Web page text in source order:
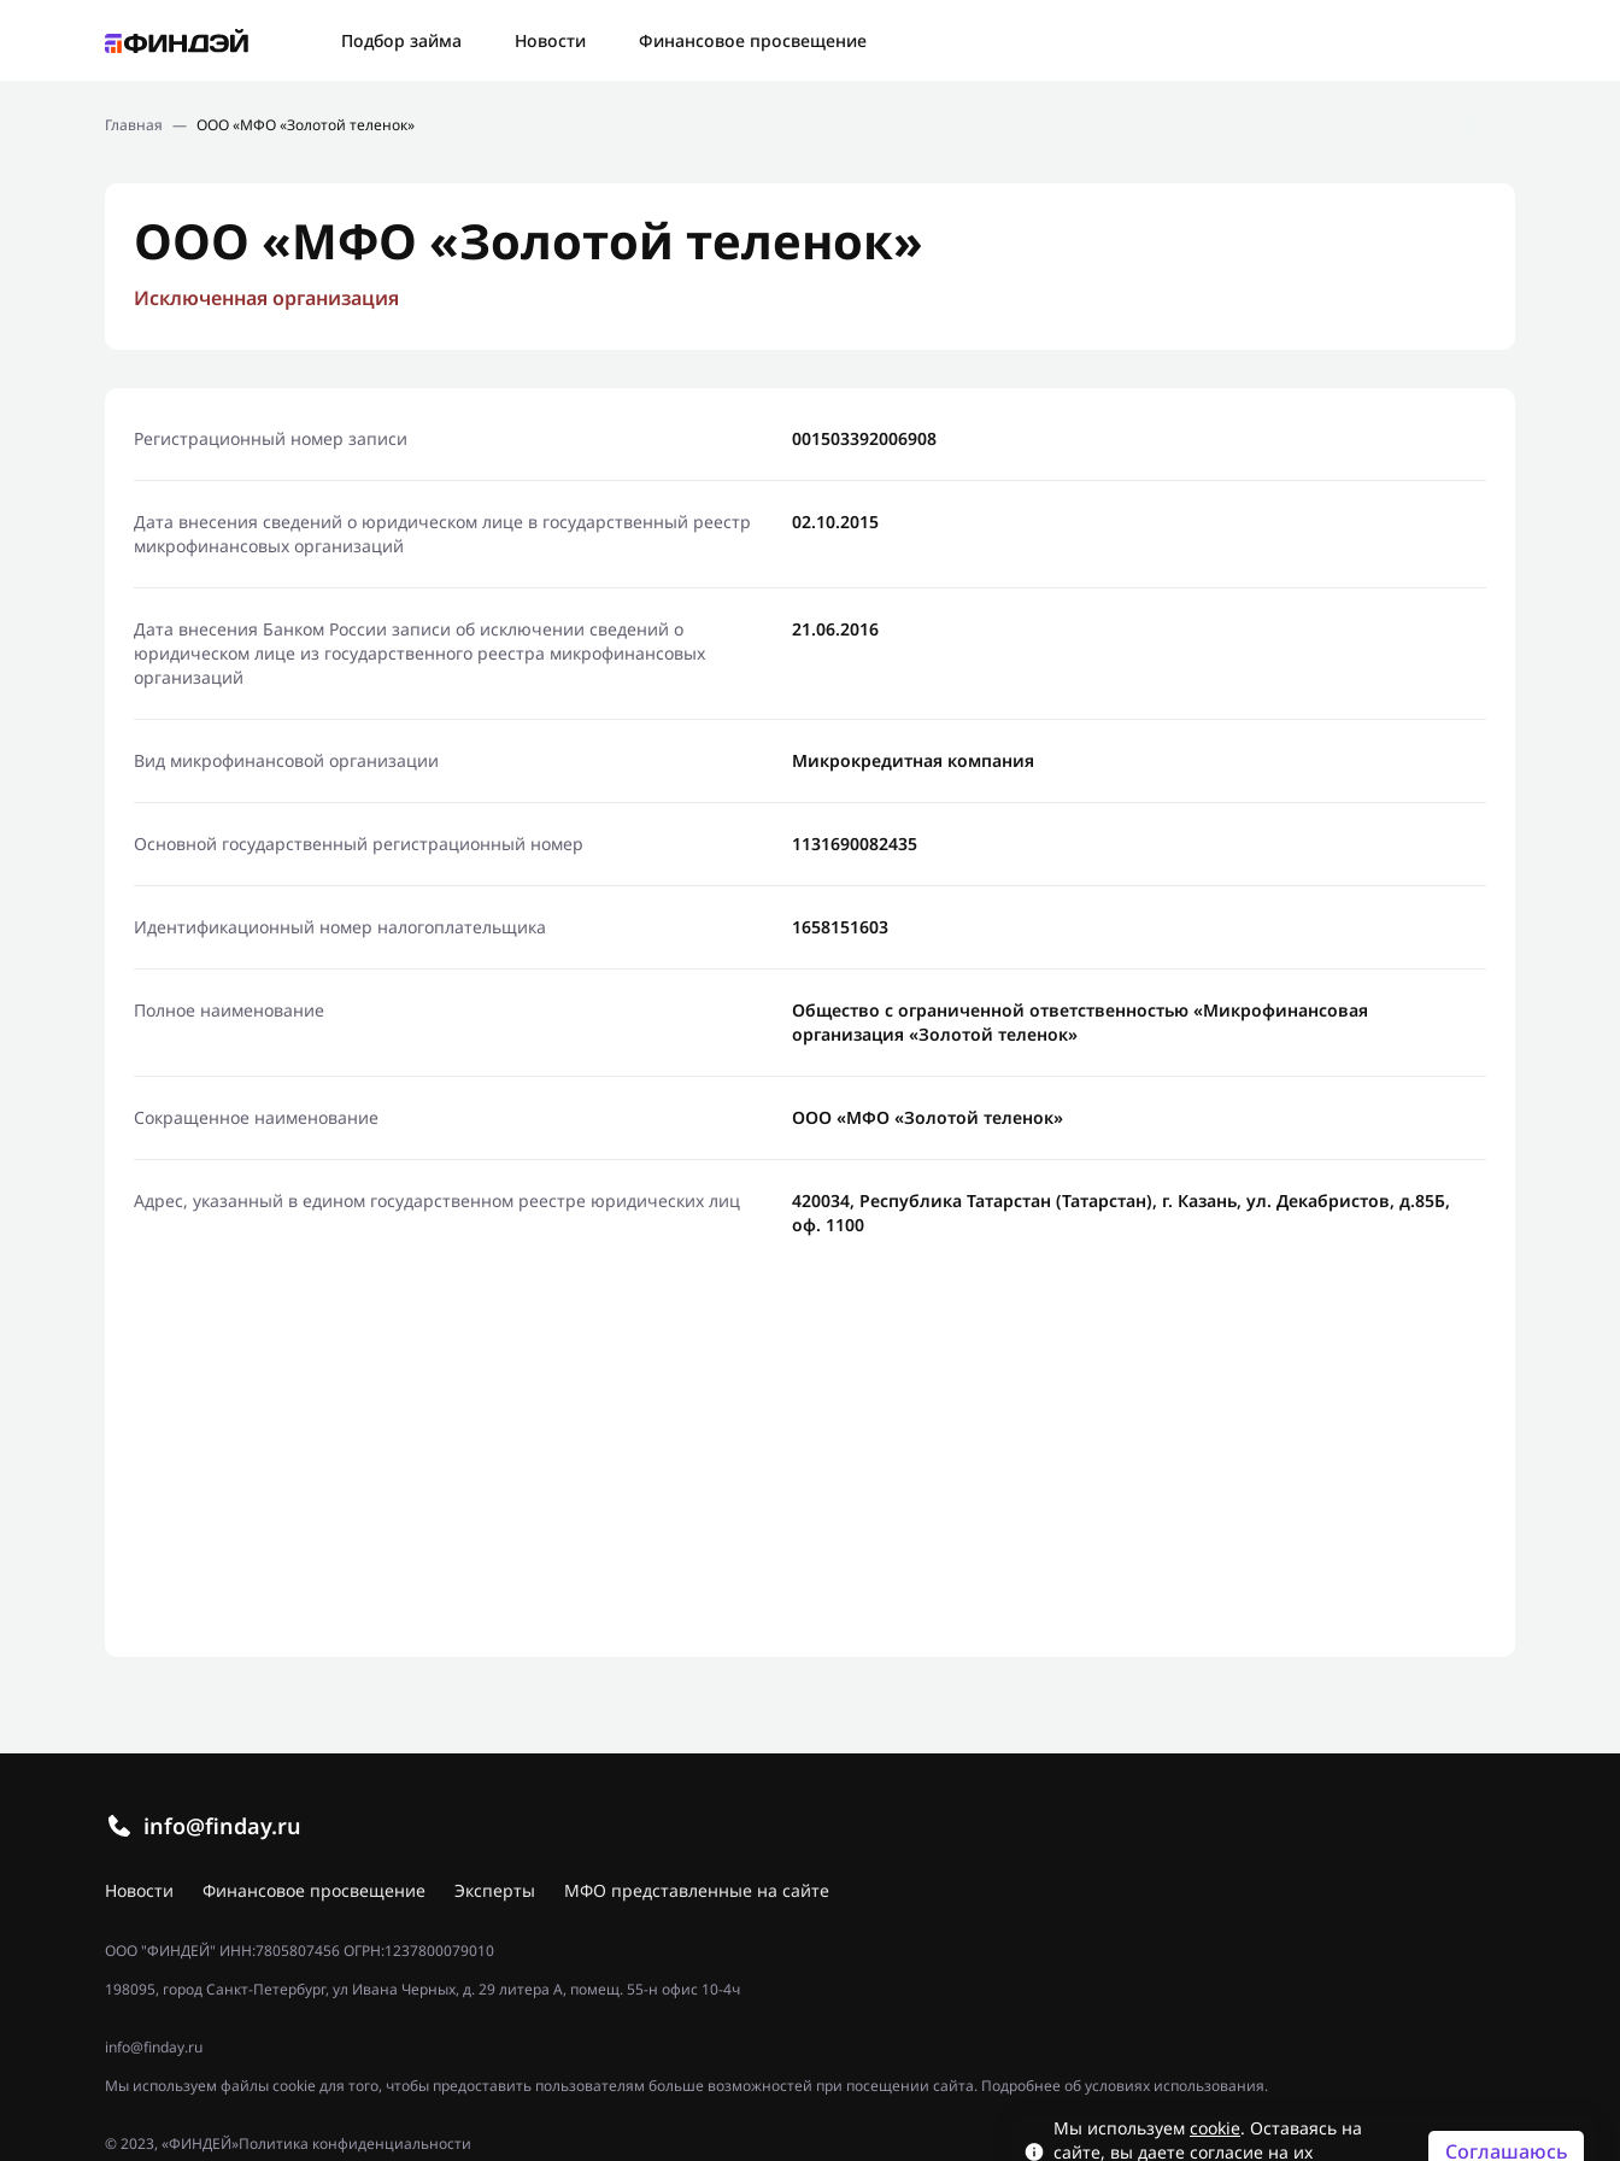
Подбор займа Новости
Финансовое просвещение
Новости
Главная — ООО «МФО «Золотой теленок»
ООО «МФО «Золотой теленок»
Исключенная организация
Регистрационный номер записи 001503392006908
Дата внесения сведений о юридическом лице в государственный реестр
микрофинансовых организаций
02.10.2015
Дата внесения Банком России записи об исключении сведений о
юридическом лице из государственного реестра микрофинансовых
организаций
21.06.2016
Вид микрофинансовой организации Микрокредитная компания
Основной государственный регистрационный номер 1131690082435
Идентификационный номер налогоплательщика 1658151603
Полное наименование
Общество с ограниченной ответственностью «Микрофинансовая
организация «Золотой теленок»
Сокращенное наименование ООО «МФО «Золотой теленок»
Адрес, указанный в едином государственном реестре юридических лиц
420034, Республика Татарстан (Татарстан), г. Казань, ул. Декабристов, д.85Б,
оф. 1100
info@finday.ru
Новости Финансовое просвещение Эксперты МФО представленные на сайте
ООО "ФИНДЕЙ" ИНН:7805807456 ОГРН:1237800079010
198095, город Санкт-Петербург, ул Ивана Черных, д. 29 литера А, помещ. 55-н офис 10-4ч
info@finday.ru
Мы используем файлы cookie для того, чтобы предоставить пользователям больше возможностей при посещении сайта. Подробнее об условиях использования.
Политика конфиденциальности
© 2023, «ФИНДЕЙ»
Мы используем cookie. Оставаясь на
сайте, вы даете согласие на их
Соглашаюсь
Ошибка: Контактная форма не найдена.